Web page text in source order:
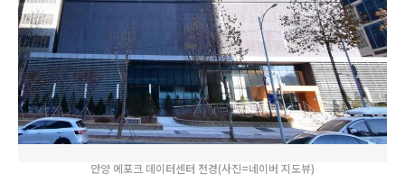
안양 에포크 데이터센터 전경(사진=네이버 지도뷰)